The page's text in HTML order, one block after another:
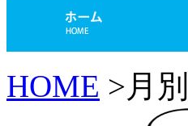
HOME >月